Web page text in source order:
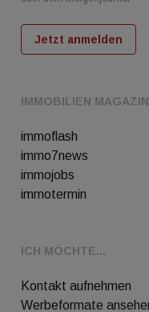
IMMOBILIEN MAGAZIN
immoflash
immo7news
immojobs
immotermin
ICH MÖCHTE...
Kontakt aufnehmen
Werbeformate
Jetzt anmelden